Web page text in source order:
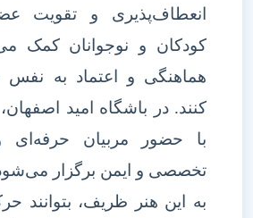
انعطاف‌پذیری و تقویت
کودکان و نوجوانان کمک
هماهنگی و اعتماد به نفس
کنند. در باشگاه امید
با حضور مربیان
تخصصی و ایمن برگزار می‌شود
به این هنر ظریف، بتوانند